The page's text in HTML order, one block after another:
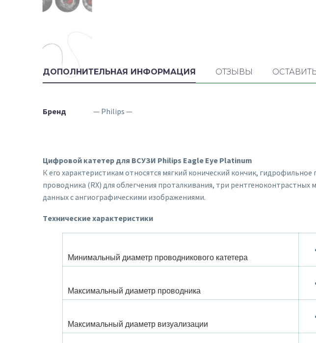
ДОПОЛНИТЕЛЬНАЯ ИНФОРМАЦИЯ ОТЗЫВЫ
Бренд — Philips —
Цифровой катетер для ВСУЗИ Philips Eagle Eye Platinum
К его характеристикам относятся мягкий конический кончик,
проводника (RX) для облегчения проталкивания, три
данных с ангиографическими изображениями.
Tехнические характеристики
Минимальный диаметр проводникового катетера
Максимальный диаметр проводника
Максимальный диаметр визуализации